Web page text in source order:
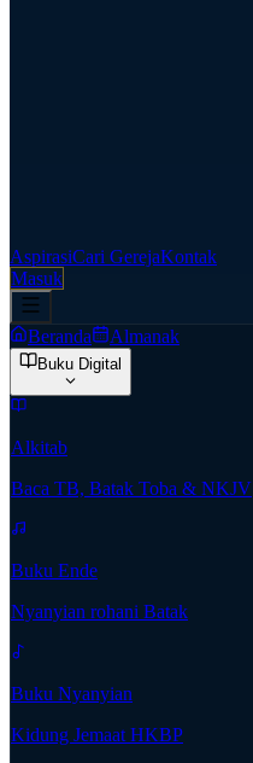
AspirasiCari GerejaKontak
Masuk
Beranda Almanak
Buku Digital
Alkitab
Baca TB, Batak Toba & NKJV
Buku Ende
Nyanyian rohani Batak
Buku Nyanyian
Kidung Jemaat HKBP